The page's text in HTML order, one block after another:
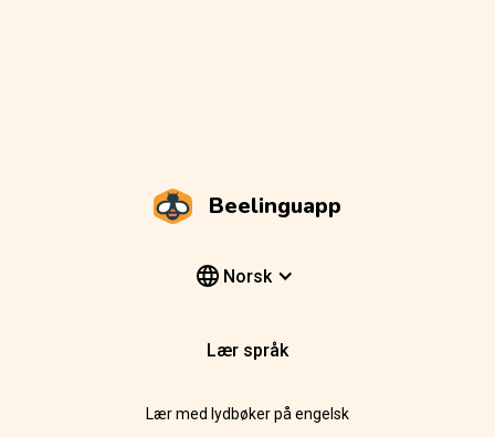
Beelinguapp
Norsk
Lær språk
Lær med lydbøker på engelsk